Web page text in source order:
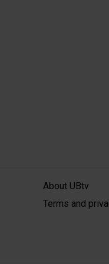
PEU 2
About UBtv
Terms and